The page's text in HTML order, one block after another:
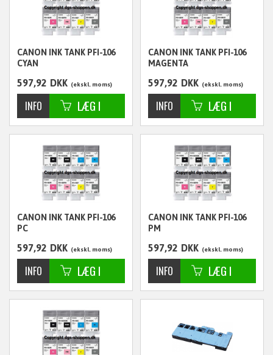
CANON INK TANK PFI-106
CYAN
597,92 DKK ekskl. moms
CANON INK TANK PFI-106
MAGENTA
597,92 DKK ekskl. moms
CANON INK TANK PFI-106
PC
597,92 DKK ekskl. moms
CANON INK TANK PFI-106
PM
597,92 DKK ekskl. moms